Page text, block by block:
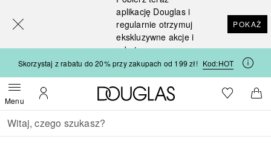
aplikację Douglas i
regularnie otrzymuj
ekskluzywne akcje i
rabaty
POKAŻ
Skorzystaj z rabatu do 20% przy zakupach od 199 zł! Kod:HOT
MenuOtwórz menuMoje konto
Strona główna Douglas
Do listyDo
Wracać
Wykonaj wyszukiwanie
[navigation.slideout.screenreader]